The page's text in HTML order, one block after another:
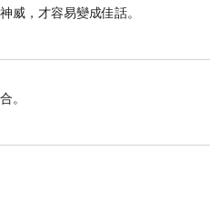
威，才容易變成佳話。
。